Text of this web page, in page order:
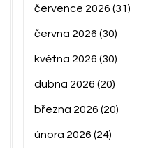
července 2026 (31)
června 2026 (30)
května 2026 (30)
dubna 2026 (20)
března 2026 (20)
února 2026 (24)